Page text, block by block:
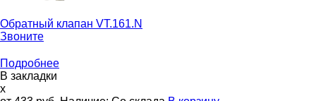
Обратный клапан VT.161.N
Звоните
Подробнее
В закладки
x